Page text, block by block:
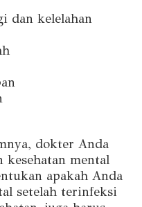
dan kelelahan
dokter Anda
kesehatan mental
apakah Anda
setelah terinfeksi